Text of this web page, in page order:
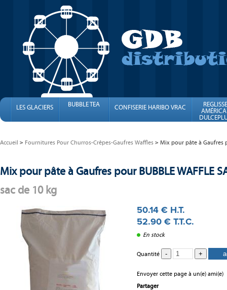
LES GLACIERS BUBBLE TEA CONFISERIE HARIBO VRAC
FINI
Accueil Fournitures Pour Churros-Crêpes-Gaufres Waffles Mix pour pâte à Gaufres
Mix pour pâte à Gaufres pour BUBBLE WAFFLE
sac de 10 kg
50.14 € H.T.
52.90 € T.T.C.
En stock
Quantité
Envoyer cette page à un(e) ami(e)
Partager